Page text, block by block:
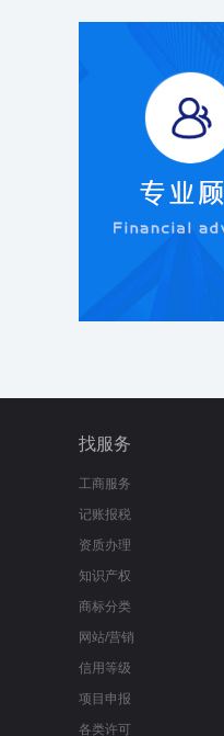
找服务
工商服务
记账报税
资质办理
知识产权
商标分类
网站/营销
信用等级
项目申报
各类许可